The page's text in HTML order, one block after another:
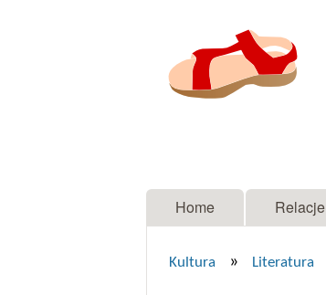
Menu główne
Home Relacje
Kultura » Literatura